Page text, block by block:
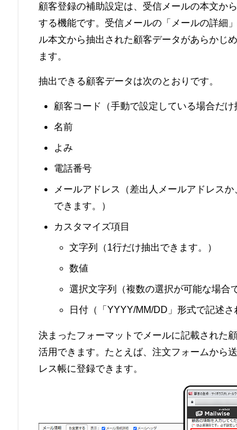
顧客登録の補助設定は、受信メールの本文か
する機能です。受信メールの「メールの詳細
ル本文から抽出された顧客データがあらかじ
ます。
抽出できる顧客データは次のとおりです。
顧客コード（手動で設定している場合だけ
名前
よみ
電話番号
メールアドレス（差出人メールアドレス
できます。）
カスタマイズ項目
文字列（1行だけ抽出できます。）
数値
選択文字列（複数の選択が可能な場合
日付（「YYYY/MM/DD」形式で記述
決まったフォーマットでメールに記載された
活用できます。たとえば、注文フォームから
レス帳に登録できます。